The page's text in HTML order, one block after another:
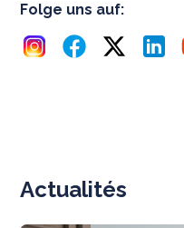
Folge uns auf:
Actualités